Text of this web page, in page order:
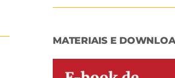
MATERIAIS E